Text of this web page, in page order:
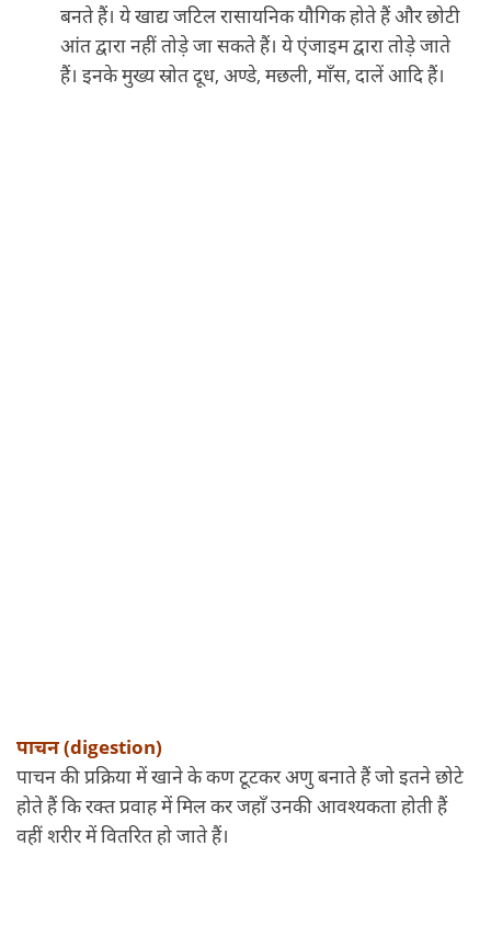
बनते हैं। ये खाद्य जटिल रासायनिक यौगिक होते हैं और छोटी
आंत द्वारा नहीं तोड़े जा सकते हैं। ये एंजाइम द्वारा तोड़े जाते
हैं। इनके मुख्य स्रोत दूध, अण्डे, मछली, माँस, दालें आदि हैं।
पाचन (digestion)
पाचन की प्रक्रिया में खाने के कण टूटकर अणु बनाते हैं जो इतने छोटे
होते हैं कि रक्त प्रवाह में मिल कर जहाँ उनकी आवश्यकता होती हैं
वहीं शरीर में वितरित हो जाते हैं।